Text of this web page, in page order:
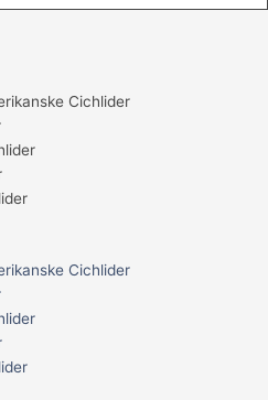
Cichlider
Cichlider